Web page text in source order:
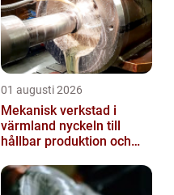
01 augusti 2026
Mekanisk verkstad i
värmland nyckeln till
hållbar produktion och